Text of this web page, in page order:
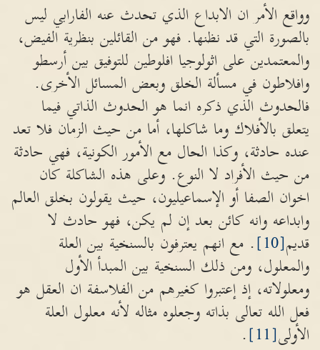
وواقع الأمر ان الابداع الذي تحدث عنه الفارابي ليس
بالصورة التي قد نظنها. فهو من القائلين بنظرية الفيض،
والمعتمدين على اثولوجيا افلوطين للتوفيق بين أرسطو
وافلاطون في مسألة الخلق وبعض المسائل الأخرى.
فالحدوث الذي ذكره انما هو الحدوث الذاتي فيما
يتعلق بالأفلاك وما شاكلها، أما من حيث الزمان فلا تعد
عنده حادثة، وكذا الحال مع الأمور الكونية، فهي حادثة
من حيث الأفراد لا النوع. وعلى هذه الشاكلة كان
اخوان الصفا أو الإسماعيليون، حيث يقولون بخلق العالم
وابداعه وانه كائن بعد إن لم يكن، فهو حادث لا
قديم[10]
. مع انهم يعترفون بالسنخية بين العلة
والمعلول، ومن ذلك السنخية بين المبدأ الأول
ومعلولاته، إذ إعتبروا كغيرهم من الفلاسفة ان العقل هو
فعل الله تعالى بذاته وجعلوه مثاله لأنه معلول العلة
الأولى[11]
.